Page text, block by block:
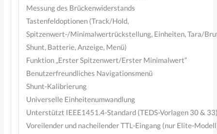
Messung des Brückenwiderstands
Tastenfeldoptionen (Track/Hold,
Spitzenwert-/Minimalwertrückstellung, Einheiten, Tara/
Shunt, Batterie, Anzeige, Menü)
Funktion „Erster Spitzenwert/Erster Minimalwert“
Benutzerfreundliches Navigationsmenü
Shunt-Kalibrierung
Universelle Einheitenumwandlung
Unterstützt IEEE1451.4-Standard (TEDS-Vorlagen 30 &
Voreilender und nacheilender TTL-Eingang (nur Elite-